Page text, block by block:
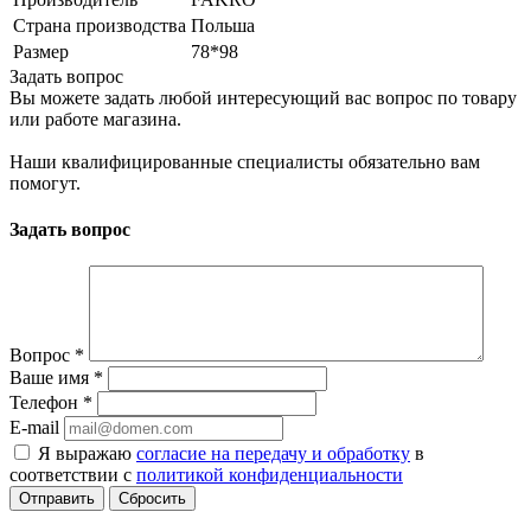
Страна производства Польша
Размер
78*98
Задать вопрос
Вы можете задать любой интересующий вас вопрос по товару
или работе магазина.
Наши квалифицированные специалисты обязательно вам
помогут.
Задать вопрос
Вопрос *
Ваше имя *
Телефон *
E-mail
Я выражаю согласие на передачу и обработку в
соответствии с политикой конфиденциальности
Сбросить